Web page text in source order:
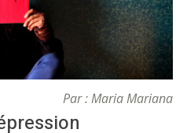
Par : Maria Mariana